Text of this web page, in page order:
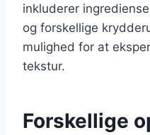
inkluderer
og forskellige
mulighed for at
tekstur.
Forskellige